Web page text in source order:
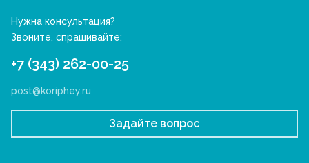
Нужна консультация?
Звоните, спрашивайте:
+7 (343) 262-00-25
post@koriphey.ru
Задайте вопрос